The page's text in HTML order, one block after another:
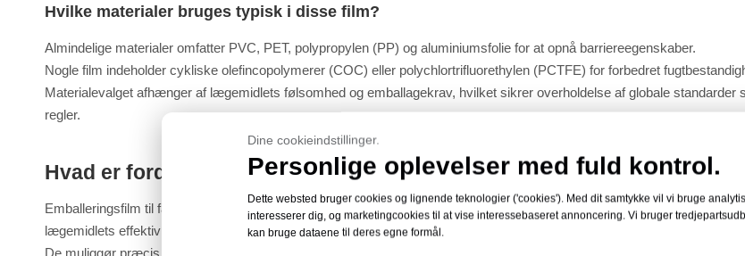
Hvilke materialer bruges typisk i disse film?
Almindelige materialer omfatter PVC, PET, polypropylen (PP) og aluminiumsfolie for at opnå barriereegenskaber.
Nogle film indeholder cykliske olefincopolymerer (COC) eller polychlortrifluorethylen (PCTFE) for forbedret
Materialevalget afhænger af lægemidlets følsomhed og emballagekrav, hvilket sikrer overholdelse af globale standarder
regler.
Hvad er fordelene ved farmaceutisk emballagefilm?
Emballeringsfilm til farmaceutiske produkter tilbyder overlegen beskyttelse mod miljøfaktorer som fugtighed, ilt og UV-
lægemidlets effektivitet.
De muliggør præcis dosering gennem blisterpakning og har manipulationssikre funktioner for patientsikkerhed.
Dine cookieindstillinger.
Personlige oplevelser med fuld kontrol.
Dette websted bruger cookies og lignende teknologier ('cookies'). Med dit samtykke vil vi bruge
interesserer dig, og marketingcookies til at vise interessebaseret annoncering. Vi bruger
kan bruge dataene til deres egne formål.